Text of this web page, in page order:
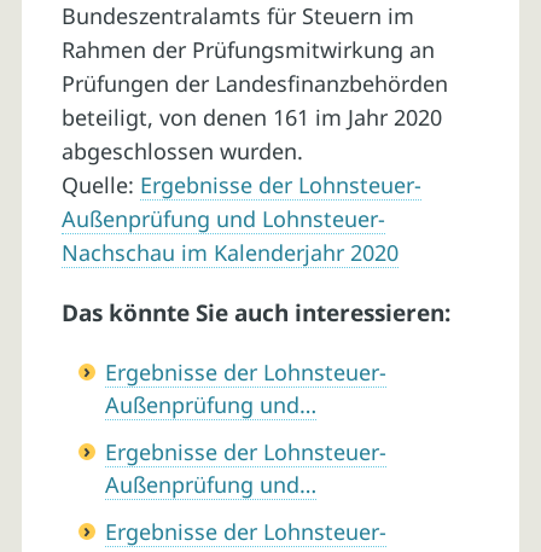
Bundeszentralamts für Steuern im
Rahmen der Prüfungsmitwirkung an
Prüfungen der Landesfinanzbehörden
beteiligt, von denen 161 im Jahr 2020
abgeschlossen wurden.
Quelle: Ergebnisse der Lohnsteuer-
Außenprüfung und Lohnsteuer-
Nachschau im Kalenderjahr 2020
Das könnte Sie auch interessieren:
Ergebnisse der Lohnsteuer-
Außenprüfung und…
Ergebnisse der Lohnsteuer-
Außenprüfung und…
Ergebnisse der Lohnsteuer-